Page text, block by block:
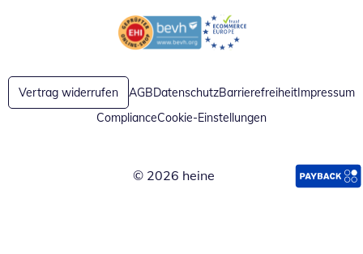
Öffnet in neuem FensterÖffnet in neuem Fenster
Vertrag widerrufen AGBDatenschutzBarrierefreiheitImpressum
ComplianceCookie-Einstellungen
© 2026 heine